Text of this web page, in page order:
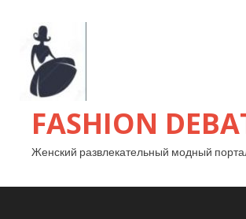
FASHION
Женский развлекательный модный